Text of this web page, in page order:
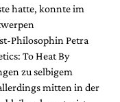
hatte, konnte im
Philosophin Petra
To Heat By
zu selbigem
mitten in der